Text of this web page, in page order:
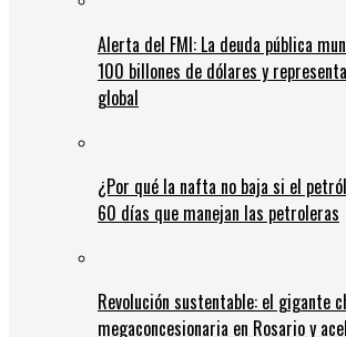
Alerta del FMI: La deuda pública
100 billones de dólares y
global
¿Por qué la nafta no baja si el
60 días que manejan las petroleras
Revolución sustentable: el gigante
megaconcesionaria en Rosario y